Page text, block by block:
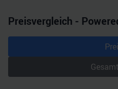
Preisvergleich -